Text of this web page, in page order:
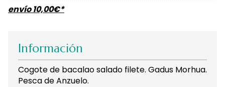
envío10,00€*
Información
Cogote de bacalao salado filete. Gadus Morhua.
Pesca de Anzuelo.